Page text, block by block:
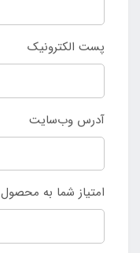
پست الکترونیک
آدرس وب‌سایت
امتیاز شما به محصول